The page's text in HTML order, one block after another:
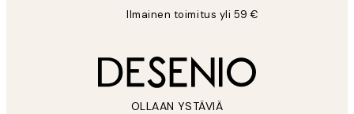
Ilmainen toimitus yli 59 €
OLLAAN YSTÄVIÄ